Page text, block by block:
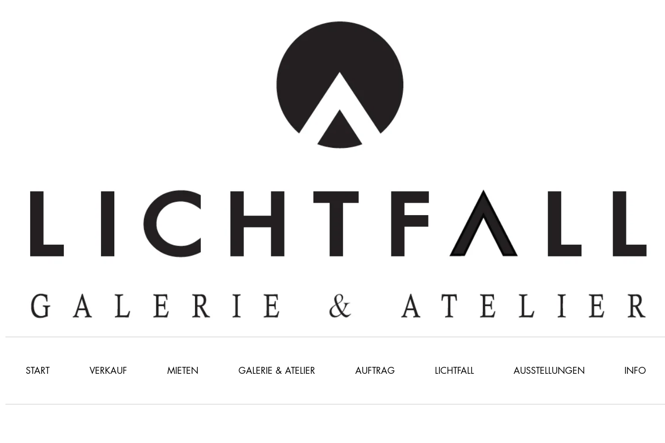
START VERKAUF MIETEN GALERIE & ATELIER AUFTRAG LICHTFALL AUSSTELLUNGEN INFO